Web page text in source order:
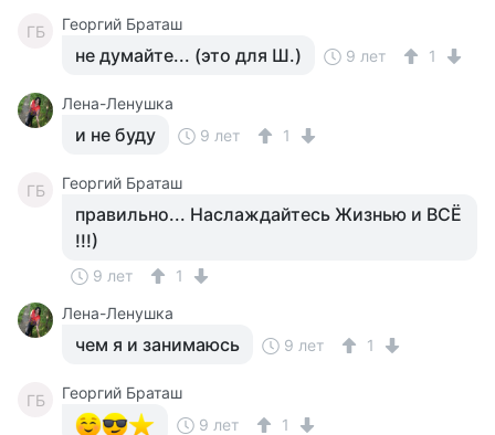
ГБ Георгий Браташ
не думайте... (это для Ш.) 9 лет 1
Лена-Ленушка
и не буду 9 лет 1
ГБ Георгий Браташ
правильно... Наслаждайтесь Жизнью и ВСЁ
!!!)
9 лет
1
Лена-Ленушка
чем я и занимаюсь 9 лет 1
ГБ
Георгий Браташ
9 лет
1